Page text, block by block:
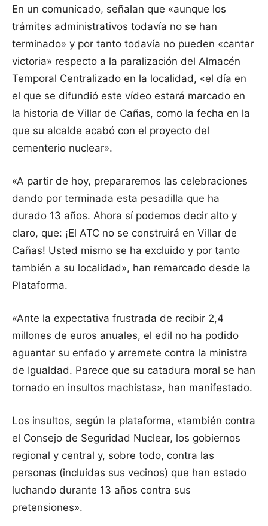
En un comunicado, señalan que «aunque los
trámites administrativos todavía no se han
terminado» y por tanto todavía no pueden «cantar
victoria» respecto a la paralización del Almacén
Temporal Centralizado en la localidad, «el día en
el que se difundió este vídeo estará marcado en
la historia de Villar de Cañas, como la fecha en la
que su alcalde acabó con el proyecto del
cementerio nuclear».
«A partir de hoy, prepararemos las celebraciones
dando por terminada esta pesadilla que ha
durado 13 años. Ahora sí podemos decir alto y
claro, que: ¡El ATC no se construirá en Villar de
Cañas! Usted mismo se ha excluido y por tanto
también a su localidad», han remarcado desde la
Plataforma.
«Ante la expectativa frustrada de recibir 2,4
millones de euros anuales, el edil no ha podido
aguantar su enfado y arremete contra la ministra
de Igualdad. Parece que su catadura moral se han
tornado en insultos machistas», han manifestado.
Los insultos, según la plataforma, «también contra
el Consejo de Seguridad Nuclear, los gobiernos
regional y central y, sobre todo, contra las
personas (incluidas sus vecinos) que han estado
luchando durante 13 años contra sus
pretensiones».